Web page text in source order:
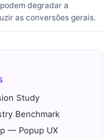
degradar a
as conversões gerais.
Study
Benchmark
— Popup UX